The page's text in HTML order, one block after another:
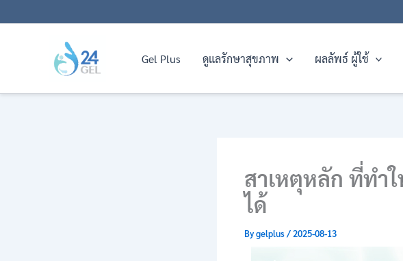
to
Gel Plus
ดูแลรักษาสุขภาพ ผลลัพธ์ ผู้ใช้
สาเหตุหลัก ที่ทำ
ได้
Bygelplus/2025-08-13